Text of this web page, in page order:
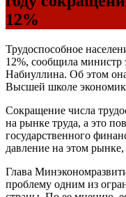
12%
Трудоспособное
12%, сообщила министр
Набиуллина. Об этом
Высшей школе
Сокращение числа
на рынке труда, а это
государственного
давление на этом
Глава
проблему одним из